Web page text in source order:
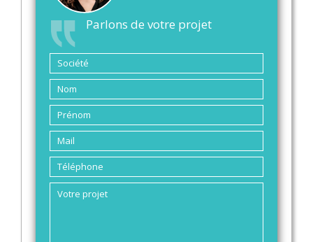
Parlons de votre projet